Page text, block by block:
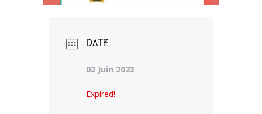
DATE
02 Juin 2023
Expired!